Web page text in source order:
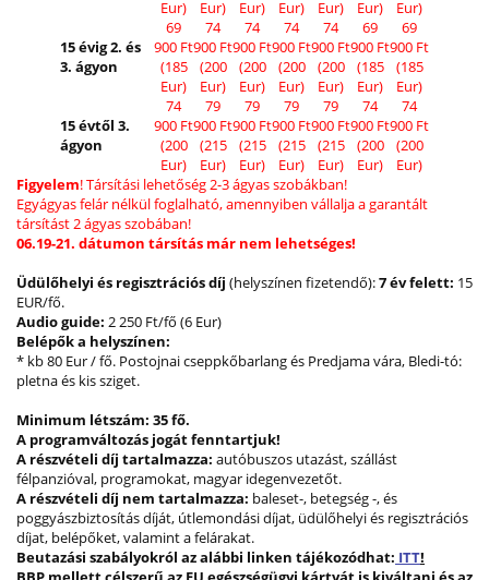
Eur)
Eur)
Eur)
Eur)
Eur)
Eur)
Eur)
15 évig 2. és
3. ágyon
69
900 Ft
(185
Eur)
74
900 Ft
(200
Eur)
74
900 Ft
(200
Eur)
74
900 Ft
(200
Eur)
74
900 Ft
(200
Eur)
69
900 Ft
(185
Eur)
69
900 Ft
(185
Eur)
15 évtől 3.
ágyon
74
900 Ft
(200
Eur)
79
900 Ft
(215
Eur)
79
900 Ft
(215
Eur)
79
900 Ft
(215
Eur)
79
900 Ft
(215
Eur)
74
900 Ft
(200
Eur)
74
900 Ft
(200
Eur)
Figyelem! Társítási lehetőség 2-3 ágyas szobákban!
Egyágyas felár nélkül foglalható, amennyiben vállalja a garantált
társítást 2 ágyas szobában!
06.19-21. dátumon társítás már nem lehetséges!
Üdülőhelyi és regisztrációs díj (helyszínen fizetendő):7 év felett: 15
EUR/fő.
Audio guide: 2 250 Ft/fő (6 Eur)
Belépők a helyszínen:
* kb 80 Eur / fő. Postojnai cseppkőbarlang és Predjama vára, Bledi-tó:
pletna és kis sziget.
Minimum létszám: 35 fő.
A programváltozás jogát fenntartjuk!
A részvételi díj tartalmazza: autóbuszos utazást, szállást
félpanzióval, programokat, magyar idegenvezetőt.
A részvételi díj nem tartalmazza: baleset-, betegség -, és
poggyászbiztosítás díját, útlemondási díjat, üdülőhelyi és regisztrációs
díjat, belépőket, valamint a felárakat.
Beutazási szabályokról az alábbi linken tájékozódhat: ITT!